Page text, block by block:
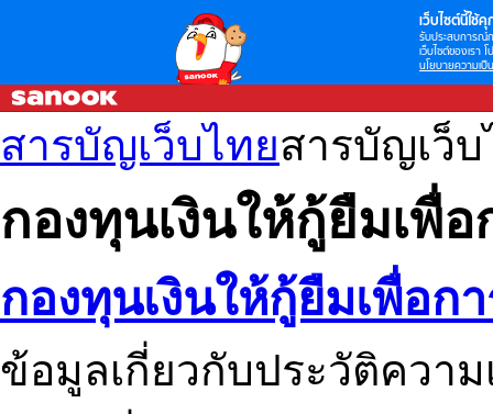
เว็บไซต์นี้ใช้คุ
รับประสบการณ์
เว็บไซต์ของเรา
นโยบายความเป็
สารบัญเว็บไทยสารบัญเว็
กองทุนเงินให้กู้ยืมเพื่
กองทุนเงินให้กู้ยืมเพื่อก
ข้อมูลเกี่ยวกับประวัติควา